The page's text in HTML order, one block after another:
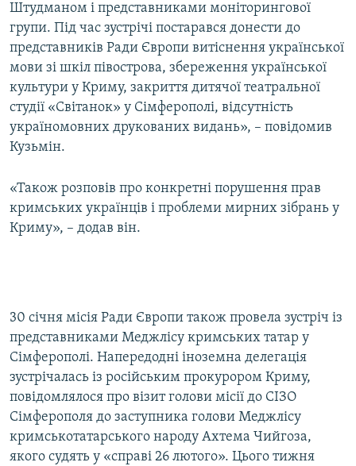
Штудманом і представниками моніторингової
групи. Під час зустрічі постарався донести до
представників Ради Європи витіснення української
мови зі шкіл півострова, збереження української
культури у Криму, закриття дитячої театральної
студії «Світанок» у Сімферополі, відсутність
україномовних друкованих видань», – повідомив
Кузьмін.
«Також розповів про конкретні порушення прав
кримських українців і проблеми мирних зібрань у
Криму», – додав він.
30 січня місія Ради Європи також провела зустріч із
представниками Меджлісу кримських татар у
Сімферополі. Напередодні іноземна делегація
зустрічалась із російським прокурором Криму,
повідомлялося про візит голови місії до СІЗО
Сімферополя до заступника голови Меджлісу
кримськотатарського народу Ахтема Чийгоза,
якого судять у «справі 26 лютого». Цього тижня